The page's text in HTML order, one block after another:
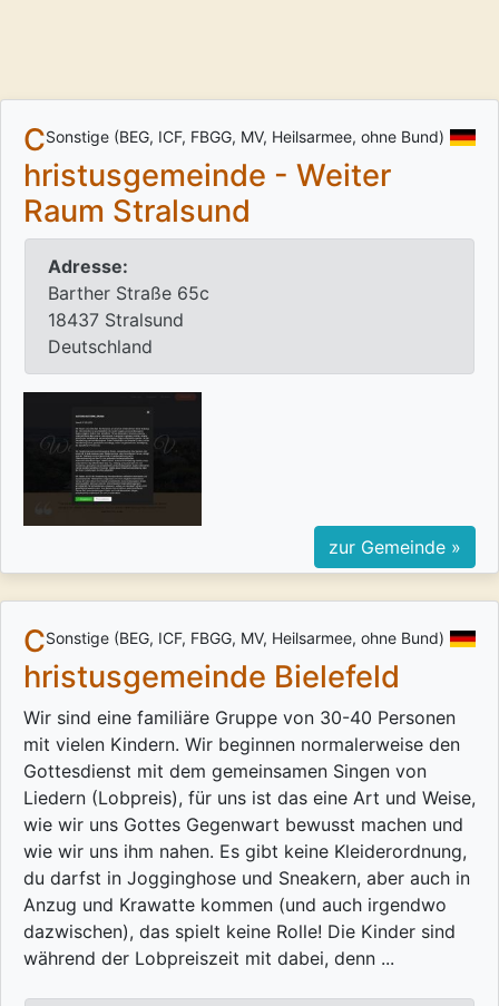
Sonstige (BEG, ICF, FBGG, MV, Heilsarmee, ohne Bund)
C
hristusgemeinde - Weiter
Raum Stralsund
Adresse:
Barther Straße 65c
18437 Stralsund
Deutschland
zur Gemeinde »
Sonstige (BEG, ICF, FBGG, MV, Heilsarmee, ohne Bund)
C
hristusgemeinde Bielefeld
Wir sind eine familiäre Gruppe von 30-40 Personen
mit vielen Kindern. Wir beginnen normalerweise den
Gottesdienst mit dem gemeinsamen Singen von
Liedern (Lobpreis), für uns ist das eine Art und Weise,
wie wir uns Gottes Gegenwart bewusst machen und
wie wir uns ihm nahen. Es gibt keine Kleiderordnung,
du darfst in Jogginghose und Sneakern, aber auch in
Anzug und Krawatte kommen (und auch irgendwo
dazwischen), das spielt keine Rolle! Die Kinder sind
während der Lobpreiszeit mit dabei, denn ...